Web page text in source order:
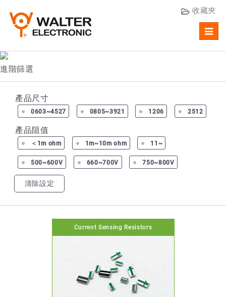
收藏夾
進階篩選
產品尺寸
0603~4527 0805~3921 1206 2512
產品阻值
＜1m ohm 1m~10m ohm 11~
500~600V 660~700V 750~800V
清除設定
Current Sensing Resistors